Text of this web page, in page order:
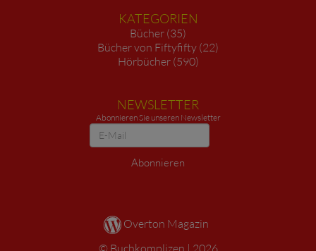
KATEGORIEN
Bücher (35)
Bücher von Fiftyfifty (22)
Hörbücher (590)
NEWSLETTER
Abonnieren Sie unseren Newsletter
Newsletter
Abonnieren
Overton Magazin
Buchkomplizen
2026